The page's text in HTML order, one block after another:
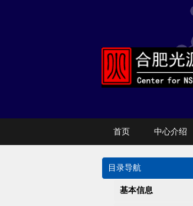
首页 中心介绍
目录导航
基本信息